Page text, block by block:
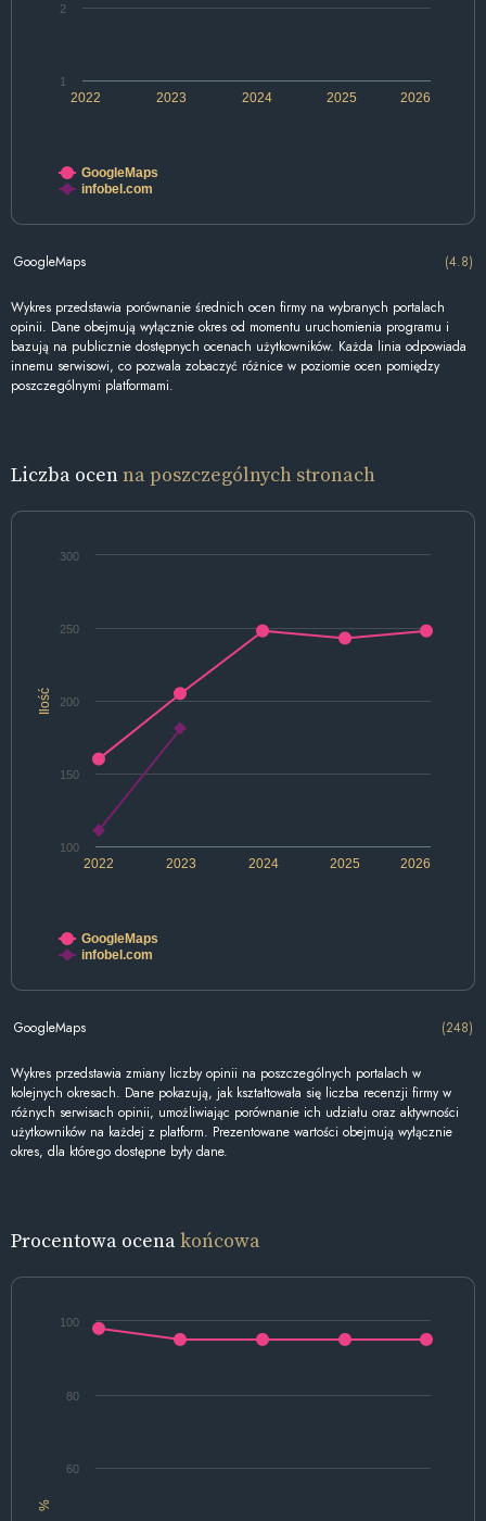
2022 2024 2026
2023 2025
1
2
GoogleMaps
infobel.com
GoogleMaps (4.8)
Wykres przedstawia porównanie średnich ocen firmy na wybranych portalach
opinii. Dane obejmują wyłącznie okres od momentu uruchomienia programu i
bazują na publicznie dostępnych ocenach użytkowników. Każda linia odpowiada
innemu serwisowi, co pozwala zobaczyć różnice w poziomie ocen pomiędzy
poszczególnymi platformami.
Liczba ocenna poszczególnych stronach
Ilość
2022 2024 2026
2023 2025
100
150
200
250
300
GoogleMaps
infobel.com
GoogleMaps (248)
Wykres przedstawia zmiany liczby opinii na poszczególnych portalach w
kolejnych okresach. Dane pokazują, jak kształtowała się liczba recenzji firmy w
różnych serwisach opinii, umożliwiając porównanie ich udziału oraz aktywności
użytkowników na każdej z platform. Prezentowane wartości obejmują wyłącznie
okres, dla którego dostępne były dane.
Procentowa ocenakońcowa
%
60
80
100